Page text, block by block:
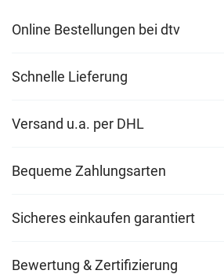
Online Bestellungen bei dtv
Schnelle Lieferung
Versand u.a. per DHL
Bequeme Zahlungsarten
Sicheres einkaufen garantiert
Bewertung & Zertifizierung